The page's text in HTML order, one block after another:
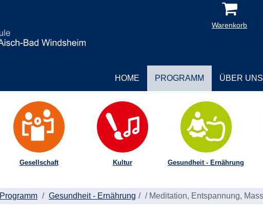
Warenkorb
HOME PROGRAMM ÜBER UNS
Gesellschaft Kultur Gesundheit - Ernährung
Programm Gesundheit - Ernährung / Meditation, Entspannung,